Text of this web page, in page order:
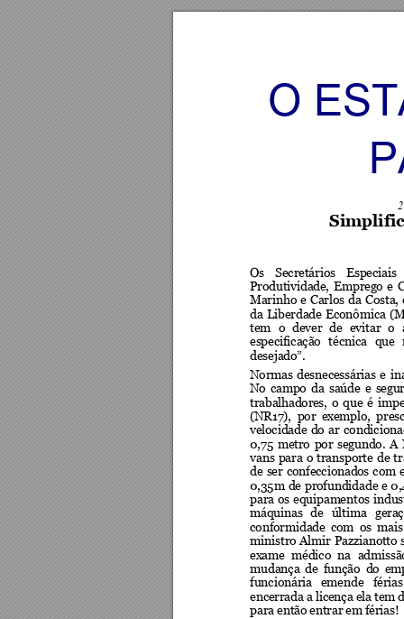
O
Os Secretários Especiais
Produtividade, Emprego e
Marinho e Carlos da Costa,
da Liberdade Econômica
tem o dever de evitar o
especificação técnica que
desejado”.
Normas desnecessárias e
No campo da saúde e s
trabalhadores, o que é
(NR17),  por  exemplo,
velocidade do ar
0,75 metro por segundo. A
vans para o transporte de
de ser confeccionados com
0,35m de profundidade e
para os equipamentos
máquinas de última
conformidade  com  os
ministro Almir Pazzianotto
exame médico na
mudança de função  do
funcionária emende féria
encerrada a licença ela tem
para então entrar em férias!